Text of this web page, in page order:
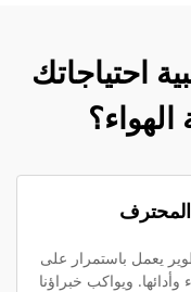
احتياجاتك
يعمل باستمرار على
ويواكب خبراؤنا